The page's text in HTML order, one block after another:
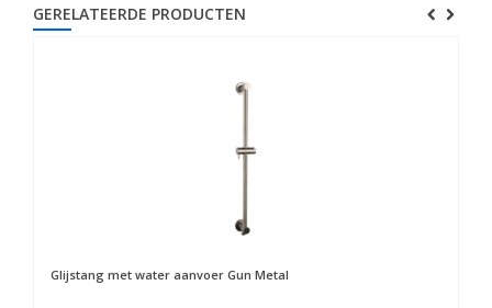
GERELATEERDE PRODUCTEN
Glijstang met water aanvoer Gun Metal